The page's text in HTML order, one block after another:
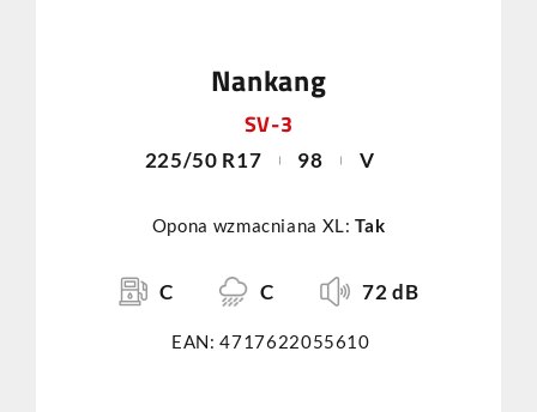
Nankang
SV-3
225/50 R17 98 V
Opona wzmacniana XL:Tak
C C 72 dB
EAN: 4717622055610